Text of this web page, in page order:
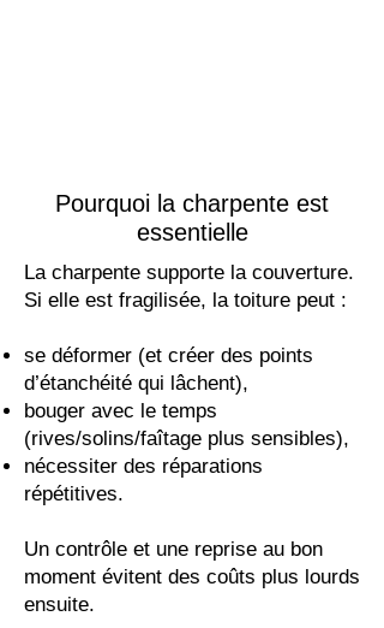
Pourquoi la charpente est
essentielle
La charpente supporte la couverture.
Si elle est fragilisée, la toiture peut :
se déformer (et créer des points
d’étanchéité qui lâchent),
bouger avec le temps
(rives/solins/faîtage plus sensibles),
nécessiter des réparations
répétitives.
Un contrôle et une reprise au bon
moment évitent des coûts plus lourds
ensuite.